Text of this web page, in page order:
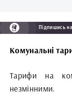
Підпишись
Комунальні
Тарифи на
незмінними.